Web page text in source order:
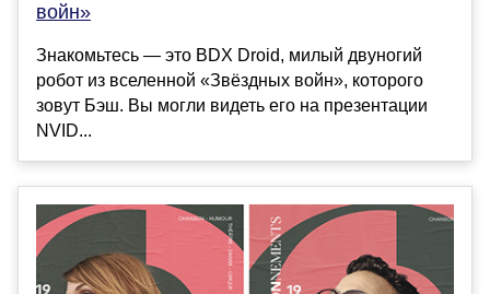
войн»
Знакомьтесь — это BDX Droid, милый двуногий
робот из вселенной «Звёздных войн», которого
зовут Бэш. Вы могли видеть его на презентации
NVID...